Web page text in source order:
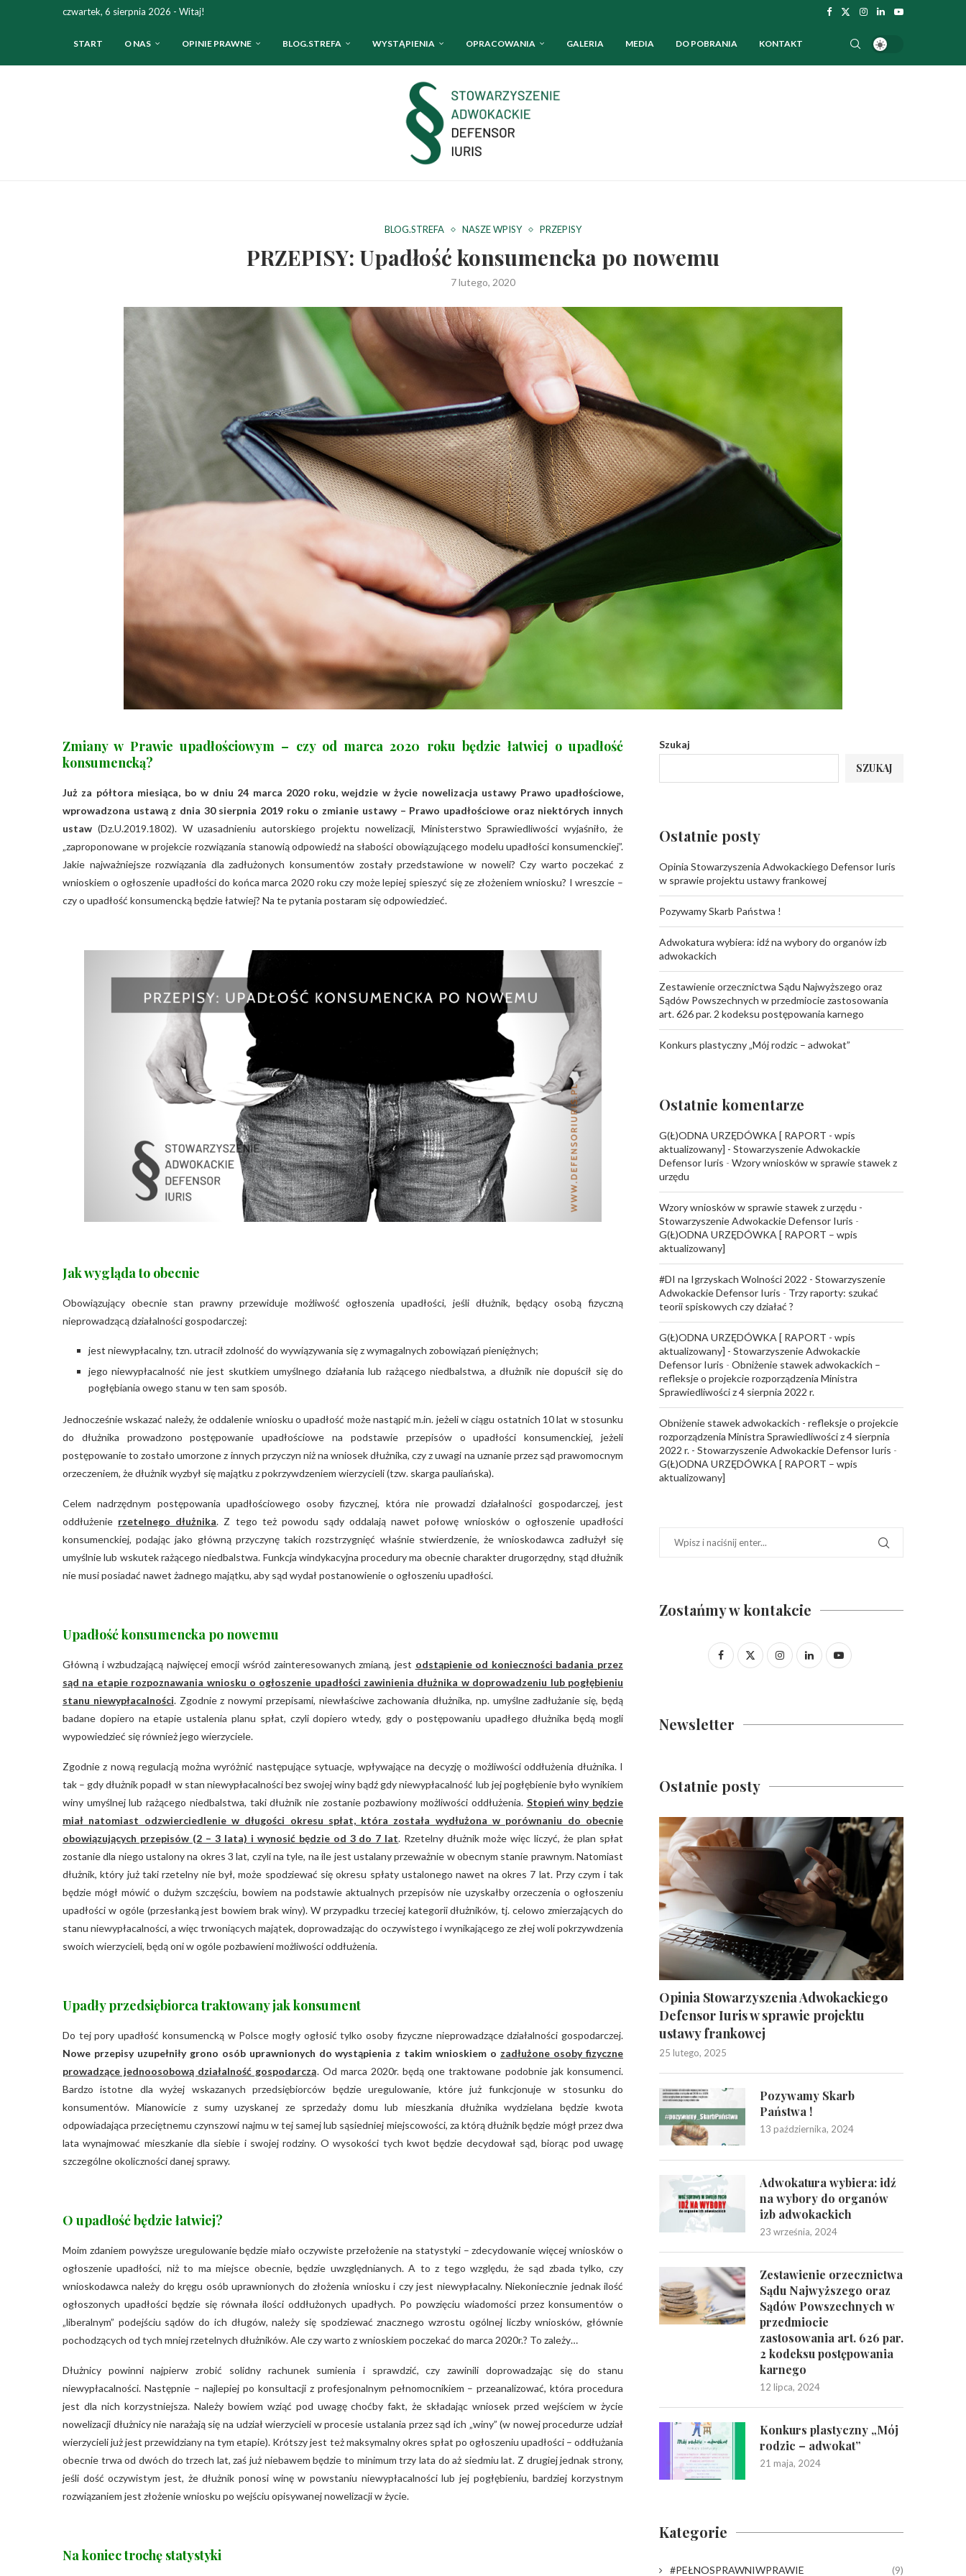
czwartek, 6 sierpnia 2026 - Witaj!
START O NAS OPINIE PRAWNE BLOG.STREFA WYSTĄPIENIA OPRACOWANIA GALERIA MEDIA DO POBRANIA KONTAKT
BLOG.STREFA NASZE WPISY PRZEPISY
PRZEPISY: Upadłość konsumencka po nowemu
7 lutego, 2020
Zmiany w Prawie upadłościowym – czy od marca 2020 roku będzie łatwiej o upadłość
konsumencką?
Już za półtora miesiąca, bo w dniu 24 marca 2020 roku, wejdzie w życie nowelizacja ustawy Prawo upadłościowe,
wprowadzona ustawą z dnia 30 sierpnia 2019 roku o zmianie ustawy – Prawo upadłościowe oraz niektórych innych
ustaw (Dz.U.2019.1802). W uzasadnieniu autorskiego projektu nowelizacji, Ministerstwo Sprawiedliwości wyjaśniło, że
„zaproponowane w projekcie rozwiązania stanowią odpowiedź na słabości obowiązującego modelu upadłości konsumenckiej”.
Jakie najważniejsze rozwiązania dla zadłużonych konsumentów zostały przedstawione w noweli? Czy warto poczekać z
wnioskiem o ogłoszenie upadłości do końca marca 2020 roku czy może lepiej spieszyć się ze złożeniem wniosku? I wreszcie –
czy o upadłość konsumencką będzie łatwiej? Na te pytania postaram się odpowiedzieć.
Jak wygląda to obecnie
Obowiązujący obecnie stan prawny przewiduje możliwość ogłoszenia upadłości, jeśli dłużnik, będący osobą fizyczną
nieprowadzącą działalności gospodarczej:
jest niewypłacalny, tzn. utracił zdolność do wywiązywania się z wymagalnych zobowiązań pieniężnych;
jego niewypłacalność nie jest skutkiem umyślnego działania lub rażącego niedbalstwa, a dłużnik nie dopuścił się do
pogłębiania owego stanu w ten sam sposób.
Jednocześnie wskazać należy, że oddalenie wniosku o upadłość może nastąpić m.in. jeżeli w ciągu ostatnich 10 lat w stosunku
do dłużnika prowadzono postępowanie upadłościowe na podstawie przepisów o upadłości konsumenckiej, jeżeli
postępowanie to zostało umorzone z innych przyczyn niż na wniosek dłużnika, czy z uwagi na uznanie przez sąd prawomocnym
orzeczeniem, że dłużnik wyzbył się majątku z pokrzywdzeniem wierzycieli (tzw. skarga pauliańska).
Celem nadrzędnym postępowania upadłościowego osoby fizycznej, która nie prowadzi działalności gospodarczej, jest
oddłużenie rzetelnego dłużnika. Z tego też powodu sądy oddalają nawet połowę wniosków o ogłoszenie upadłości
konsumenckiej, podając jako główną przyczynę takich rozstrzygnięć właśnie stwierdzenie, że wnioskodawca zadłużył się
umyślnie lub wskutek rażącego niedbalstwa. Funkcja windykacyjna procedury ma obecnie charakter drugorzędny, stąd dłużnik
nie musi posiadać nawet żadnego majątku, aby sąd wydał postanowienie o ogłoszeniu upadłości.
Upadłość konsumencka po nowemu
Główną i wzbudzającą najwięcej emocji wśród zainteresowanych zmianą, jest odstąpienie od konieczności badania przez
sąd na etapie rozpoznawania wniosku o ogłoszenie upadłości zawinienia dłużnika w doprowadzeniu lub pogłębieniu
stanu niewypłacalności. Zgodnie z nowymi przepisami, niewłaściwe zachowania dłużnika, np. umyślne zadłużanie się, będą
badane dopiero na etapie ustalenia planu spłat, czyli dopiero wtedy, gdy o postępowaniu upadłego dłużnika będą mogli
wypowiedzieć się również jego wierzyciele.
Zgodnie z nową regulacją można wyróżnić następujące sytuacje, wpływające na decyzję o możliwości oddłużenia dłużnika. I
tak – gdy dłużnik popadł w stan niewypłacalności bez swojej winy bądź gdy niewypłacalność lub jej pogłębienie było wynikiem
winy umyślnej lub rażącego niedbalstwa, taki dłużnik nie zostanie pozbawiony możliwości oddłużenia. Stopień winy będzie
miał natomiast odzwierciedlenie w długości okresu spłat, która została wydłużona w porównaniu do obecnie
obowiązujących przepisów (2 – 3 lata) i wynosić będzie od 3 do 7 lat. Rzetelny dłużnik może więc liczyć, że plan spłat
zostanie dla niego ustalony na okres 3 lat, czyli na tyle, na ile jest ustalany przeważnie w obecnym stanie prawnym. Natomiast
dłużnik, który już taki rzetelny nie był, może spodziewać się okresu spłaty ustalonego nawet na okres 7 lat. Przy czym i tak
będzie mógł mówić o dużym szczęściu, bowiem na podstawie aktualnych przepisów nie uzyskałby orzeczenia o ogłoszeniu
upadłości w ogóle (przesłanką jest bowiem brak winy). W przypadku trzeciej kategorii dłużników, tj. celowo zmierzających do
stanu niewypłacalności, a więc trwoniących majątek, doprowadzając do oczywistego i wynikającego ze złej woli pokrzywdzenia
swoich wierzycieli, będą oni w ogóle pozbawieni możliwości oddłużenia.
Upadły przedsiębiorca traktowany jak konsument
Do tej pory upadłość konsumencką w Polsce mogły ogłosić tylko osoby fizyczne nieprowadzące działalności gospodarczej.
Nowe przepisy uzupełniły grono osób uprawnionych do wystąpienia z takim wnioskiem o zadłużone osoby fizyczne
prowadzące jednoosobową działalność gospodarczą. Od marca 2020r. będą one traktowane podobnie jak konsumenci.
Bardzo istotne dla wyżej wskazanych przedsiębiorców będzie uregulowanie, które już funkcjonuje w stosunku do
konsumentów. Mianowicie z sumy uzyskanej ze sprzedaży domu lub mieszkania dłużnika wydzielana będzie kwota
odpowiadająca przeciętnemu czynszowi najmu w tej samej lub sąsiedniej miejscowości, za którą dłużnik będzie mógł przez dwa
lata wynajmować mieszkanie dla siebie i swojej rodziny. O wysokości tych kwot będzie decydował sąd, biorąc pod uwagę
szczególne okoliczności danej sprawy.
O upadłość będzie łatwiej?
Moim zdaniem powyższe uregulowanie będzie miało oczywiste przełożenie na statystyki – zdecydowanie więcej wniosków o
ogłoszenie upadłości, niż to ma miejsce obecnie, będzie uwzględnianych. A to z tego względu, że sąd zbada tylko, czy
wnioskodawca należy do kręgu osób uprawnionych do złożenia wniosku i czy jest niewypłacalny. Niekoniecznie jednak ilość
ogłoszonych upadłości będzie się równała ilości oddłużonych upadłych. Po powzięciu wiadomości przez konsumentów o
„liberalnym” podejściu sądów do ich długów, należy się spodziewać znacznego wzrostu ogólnej liczby wniosków, głównie
pochodzących od tych mniej rzetelnych dłużników. Ale czy warto z wnioskiem poczekać do marca 2020r.? To zależy…
Dłużnicy powinni najpierw zrobić solidny rachunek sumienia i sprawdzić, czy zawinili doprowadzając się do stanu
niewypłacalności. Następnie – najlepiej po konsultacji z profesjonalnym pełnomocnikiem – przeanalizować, która procedura
jest dla nich korzystniejsza. Należy bowiem wziąć pod uwagę choćby fakt, że składając wniosek przed wejściem w życie
nowelizacji dłużnicy nie narażają się na udział wierzycieli w procesie ustalania przez sąd ich „winy” (w nowej procedurze udział
wierzycieli już jest przewidziany na tym etapie). Krótszy jest też maksymalny okres spłat po ogłoszeniu upadłości – oddłużania
obecnie trwa od dwóch do trzech lat, zaś już niebawem będzie to minimum trzy lata do aż siedmiu lat. Z drugiej jednak strony,
jeśli dość oczywistym jest, że dłużnik ponosi winę w powstaniu niewypłacalności lub jej pogłębieniu, bardziej korzystnym
rozwiązaniem jest złożenie wniosku po wejściu opisywanej nowelizacji w życie.
Na koniec trochę statystyki
Szukaj
SZUKAJ
Ostatnie posty
Opinia Stowarzyszenia Adwokackiego Defensor Iuris
w sprawie projektu ustawy frankowej
Pozywamy Skarb Państwa !
Adwokatura wybiera: idź na wybory do organów izb
adwokackich
Zestawienie orzecznictwa Sądu Najwyższego oraz
Sądów Powszechnych w przedmiocie zastosowania
art. 626 par. 2 kodeksu postępowania karnego
Konkurs plastyczny „Mój rodzic – adwokat”
Ostatnie komentarze
G(Ł)ODNA URZĘDÓWKA [ RAPORT - wpis
aktualizowany] - Stowarzyszenie Adwokackie
Defensor Iuris - Wzory wniosków w sprawie stawek z
urzędu
Wzory wniosków w sprawie stawek z urzędu -
Stowarzyszenie Adwokackie Defensor Iuris -
G(Ł)ODNA URZĘDÓWKA [ RAPORT – wpis
aktualizowany]
#DI na Igrzyskach Wolności 2022 - Stowarzyszenie
Adwokackie Defensor Iuris - Trzy raporty: szukać
teorii spiskowych czy działać ?
G(Ł)ODNA URZĘDÓWKA [ RAPORT - wpis
aktualizowany] - Stowarzyszenie Adwokackie
Defensor Iuris - Obniżenie stawek adwokackich –
refleksje o projekcie rozporządzenia Ministra
Sprawiedliwości z 4 sierpnia 2022 r.
Obniżenie stawek adwokackich - refleksje o projekcie
rozporządzenia Ministra Sprawiedliwości z 4 sierpnia
2022 r. - Stowarzyszenie Adwokackie Defensor Iuris -
G(Ł)ODNA URZĘDÓWKA [ RAPORT – wpis
aktualizowany]
Zostańmy w kontakcie
Newsletter
Ostatnie posty
Opinia Stowarzyszenia Adwokackiego
Defensor Iuris w sprawie projektu
ustawy frankowej
25 lutego, 2025
Pozywamy Skarb
Państwa !
13 października, 2024
Adwokatura wybiera: idź
na wybory do organów
izb adwokackich
23 września, 2024
Zestawienie orzecznictwa
Sądu Najwyższego oraz
Sądów Powszechnych w
przedmiocie
zastosowania art. 626 par.
2 kodeksu postępowania
karnego
12 lipca, 2024
Konkurs plastyczny „Mój
rodzic – adwokat”
21 maja, 2024
Kategorie
#PEŁNOSPRAWNIWPRAWIE (9)